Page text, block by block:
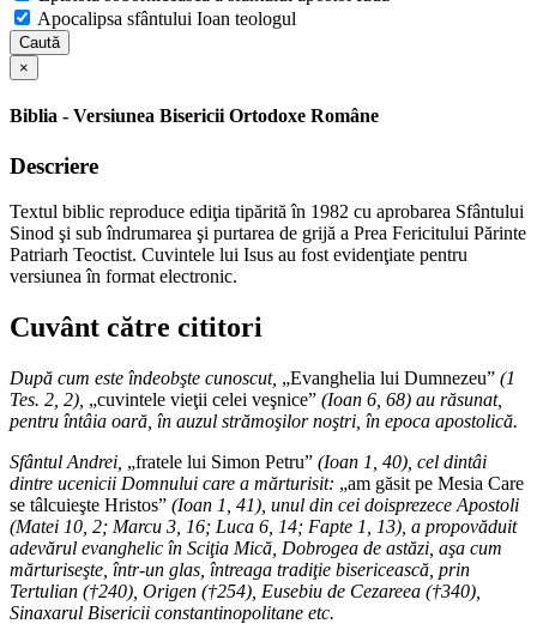
Apocalipsa sfântului Ioan teologul
Caută
×
Biblia - Versiunea Bisericii Ortodoxe Române
Descriere
Textul biblic reproduce ediţia tipărită în 1982 cu aprobarea Sfântului
Sinod şi sub îndrumarea şi purtarea de grijă a Prea Fericitului Părinte
Patriarh Teoctist. Cuvintele lui Isus au fost evidenţiate pentru
versiunea în format electronic.
Cuvânt către cititori
După cum este îndeobşte cunoscut, „Evanghelia lui Dumnezeu” (1
Tes. 2, 2), „cuvintele vieţii celei veşnice” (Ioan 6, 68) au răsunat,
pentru întâia oară, în auzul strămoşilor noştri, în epoca apostolică.
Sfântul Andrei, „fratele lui Simon Petru” (Ioan 1, 40), cel dintâi
dintre ucenicii Domnului care a mărturisit: „am găsit pe Mesia Care
se tâlcuieşte Hristos” (Ioan 1, 41), unul din cei doisprezece Apostoli
(Matei 10, 2; Marcu 3, 16; Luca 6, 14; Fapte 1, 13), a propovăduit
adevărul evanghelic în Sciţia Mică, Dobrogea de astăzi, aşa cum
mărturiseşte, într-un glas, întreaga tradiţie bisericească, prin
Tertulian (†240), Origen (†254), Eusebiu de Cezareea (†340),
Sinaxarul Bisericii constantinopolitane etc.